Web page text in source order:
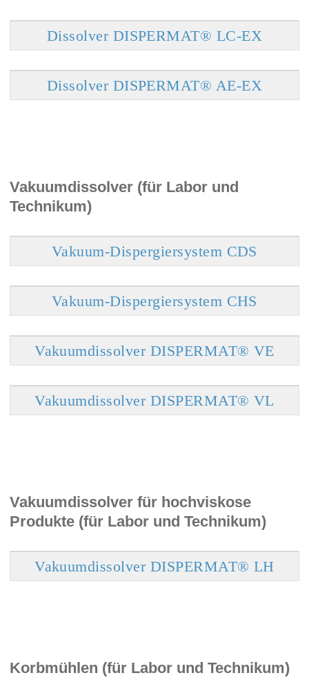
Dissolver DISPERMAT® LC-EX
Dissolver DISPERMAT® AE-EX
Vakuumdissolver (für Labor und
Technikum)
Vakuum-Dispergiersystem CDS
Vakuum-Dispergiersystem CHS
Vakuumdissolver DISPERMAT® VE
Vakuumdissolver DISPERMAT® VL
Vakuumdissolver für hochviskose
Produkte (für Labor und Technikum)
Vakuumdissolver DISPERMAT® LH
Korbmühlen (für Labor und Technikum)